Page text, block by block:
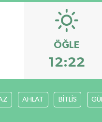
ÖĞLE
12:22
AHLAT BİTLİS